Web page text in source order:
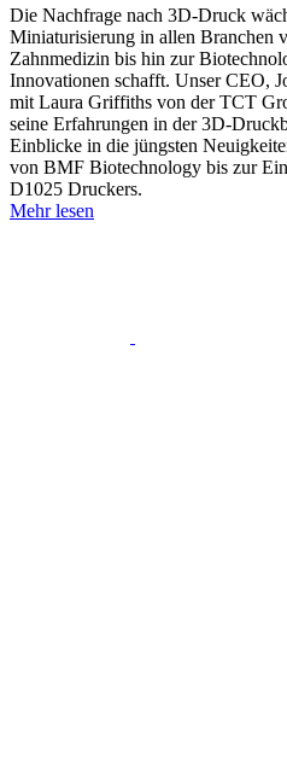
Die Nachfrage nach 3D-Druck
Miniaturisierung in allen Branchen
Zahnmedizin bis hin zur
Innovationen schafft. Unser CEO,
mit Laura Griffiths von der TCT
seine Erfahrungen in der 3D-
Einblicke in die jüngsten
von BMF Biotechnology bis zur
D1025 Druckers.
Mehr lesen